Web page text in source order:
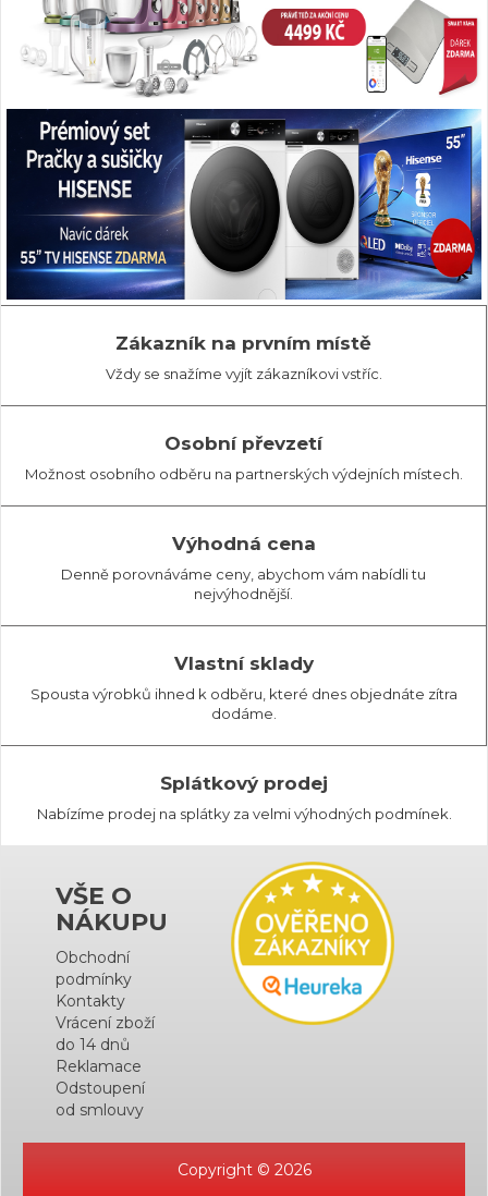
Zákazník na prvním místě
Vždy se snažíme vyjít zákazníkovi vstříc.
Osobní převzetí
Možnost osobního odběru na partnerských výdejních místech.
Výhodná cena
Denně porovnáváme ceny, abychom vám nabídli tu
nejvýhodnější.
Vlastní sklady
Spousta výrobků ihned k odběru, které dnes objednáte zítra
dodáme.
Splátkový prodej
Nabízíme prodej na splátky za velmi výhodných podmínek.
VŠE O
NÁKUPU
Obchodní
podmínky
Kontakty
Vrácení zboží
do 14 dnů
Reklamace
Odstoupení
od smlouvy
Copyright © 2026